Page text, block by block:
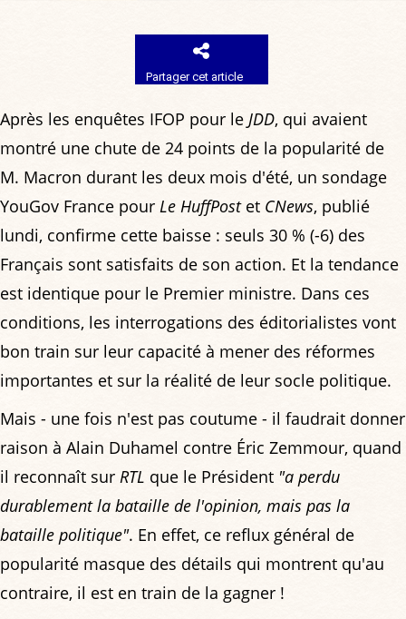
Partager cet article
Après les enquêtes IFOP pour le JDD, qui avaient
montré une chute de 24 points de la popularité de
M. Macron durant les deux mois d'été, un sondage
YouGov France pour Le HuffPostet CNews, publié
lundi, confirme cette baisse : seuls 30 % (-6) des
Français sont satisfaits de son action. Et la tendance
est identique pour le Premier ministre. Dans ces
conditions, les interrogations des éditorialistes vont
bon train sur leur capacité à mener des réformes
importantes et sur la réalité de leur socle politique.
Mais - une fois n'est pas coutume - il faudrait donner
raison à Alain Duhamel contre Éric Zemmour, quand
il reconnaît sur RTL que le Président "a perdu
durablement la bataille de l'opinion, mais pas la
bataille politique". En effet, ce reflux général de
popularité masque des détails qui montrent qu'au
contraire, il est en train de la gagner !